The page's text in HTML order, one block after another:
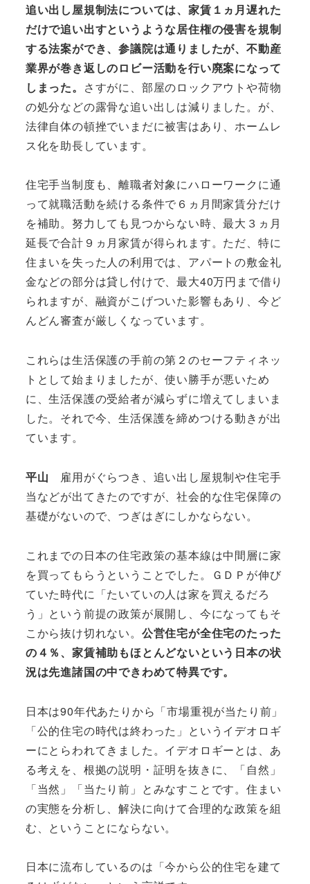
追い出し屋規制法については、家賃１ヵ月遅れた
だけで追い出すというような居住権の侵害を規制
する法案ができ、参議院は通りましたが、不動産
業界が巻き返しのロビー活動を行い廃案になって
しまった。 さすがに、部屋のロックアウトや荷物
の処分などの露骨な追い出しは減りました。が、
法律自体の頓挫でいまだに被害はあり、ホームレ
ス化を助長しています。
住宅手当制度も、離職者対象にハローワークに通
って就職活動を続ける条件で６ヵ月間家賃分だけ
を補助。努力しても見つからない時、最大３ヵ月
延長で合計９ヵ月家賃が得られます。ただ、特に
住まいを失った人の利用では、アパートの敷金礼
金などの部分は貸し付けで、最大40万円まで借り
られますが、融資がこげついた影響もあり、今ど
んどん審査が厳しくなっています。
これらは生活保護の手前の第２のセーフティネッ
トとして始まりましたが、使い勝手が悪いため
に、生活保護の受給者が減らずに増えてしまいま
した。それで今、生活保護を締めつける動きが出
ています。
平山 雇用がぐらつき、追い出し屋規制や住宅手
当などが出てきたのですが、社会的な住宅保障の
基礎がないので、つぎはぎにしかならない。
これまでの日本の住宅政策の基本線は中間層に家
を買ってもらうということでした。ＧＤＰが伸び
ていた時代に「たいていの人は家を買えるだろ
う」という前提の政策が展開し、今になってもそ
こから抜け切れない。 公営住宅が全住宅のたった
の４％、家賃補助もほとんどないという日本の状
況は先進諸国の中できわめて特異です。
日本は90年代あたりから「市場重視が当たり前」
「公的住宅の時代は終わった」というイデオロギ
ーにとらわれてきました。イデオロギーとは、あ
る考えを、根拠の説明・証明を抜きに、「自然」
「当然」「当たり前」とみなすことです。住まい
の実態を分析し、解決に向けて合理的な政策を組
む、ということにならない。
日本に流布しているのは「今から公的住宅を建て